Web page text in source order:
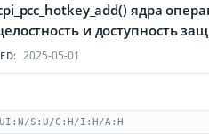
ядра
и доступность
2025-05-01
S:U/C:H/I:H/A:H